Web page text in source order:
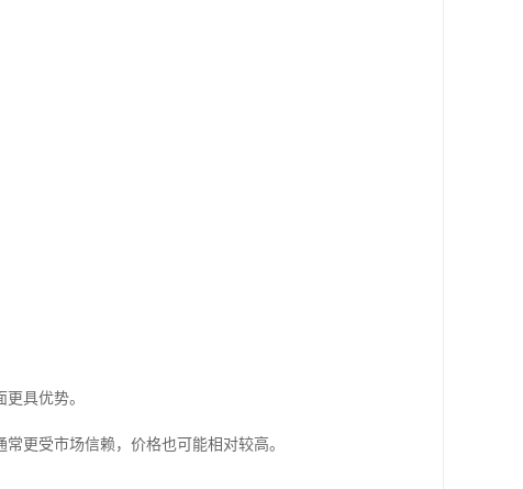
具优势。
更受市场信赖，价格也可能相对较高。